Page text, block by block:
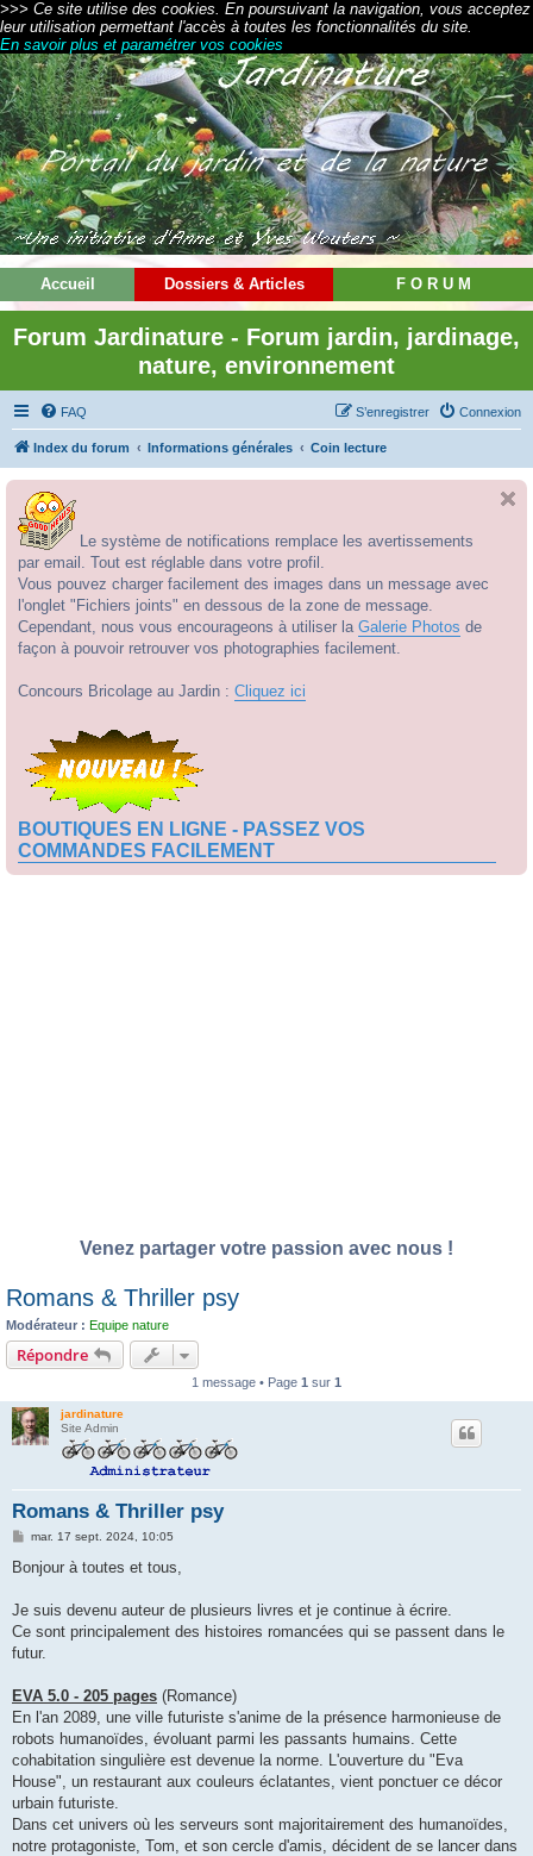
>>> Ce site utilise des cookies. En poursuivant la navigation, vous acceptez
leur utilisation permettant l'accès à toutes les fonctionnalités du site.
En savoir plus et paramétrer vos cookies
Accueil Dossiers & Articles F O R U M
Forum Jardinature - Forum jardin, jardinage,
nature, environnement
FAQ Connexion
S’enregistrer
Index du forum Informations générales Coin lecture
Le système de notifications remplace les avertissements
par email. Tout est réglable dans votre profil.
Vous pouvez charger facilement des images dans un message avec
l'onglet "Fichiers joints" en dessous de la zone de message.
Cependant, nous vous encourageons à utiliser la Galerie Photos de
façon à pouvoir retrouver vos photographies facilement.
Concours Bricolage au Jardin : Cliquez ici
BOUTIQUES EN LIGNE - PASSEZ VOS
COMMANDES FACILEMENT
Venez partager votre passion avec nous !
Romans & Thriller psy
Modérateur : Equipe nature
Répondre
1 message • Page 1 sur 1
jardinature
Site Admin
Romans & Thriller psy
M
s
g
mar. 17 sept. 2024, 10:05
Bonjour à toutes et tous,
Je suis devenu auteur de plusieurs livres et je continue à écrire.
Ce sont principalement des histoires romancées qui se passent dans le
futur.
EVA 5.0 - 205 pages (Romance)
En l'an 2089, une ville futuriste s'anime de la présence harmonieuse de
robots humanoïdes, évoluant parmi les passants humains. Cette
cohabitation singulière est devenue la norme. L'ouverture du "Eva
House", un restaurant aux couleurs éclatantes, vient ponctuer ce décor
urbain futuriste.
Dans cet univers où les serveurs sont majoritairement des humanoïdes,
notre protagoniste, Tom, et son cercle d'amis, décident de se lancer dans